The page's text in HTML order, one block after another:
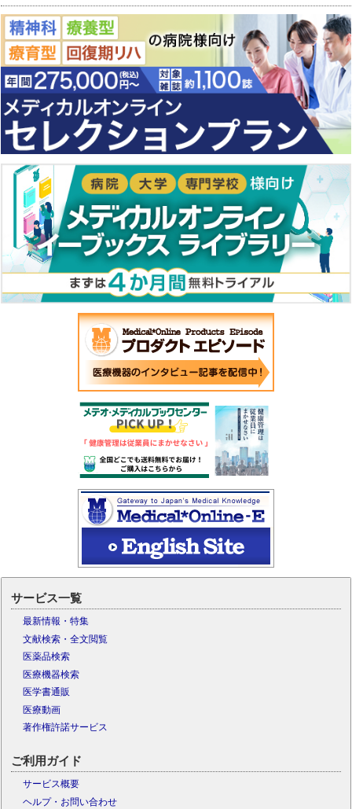
サービス一覧
最新情報・特集
文献検索・全文閲覧
医薬品検索
医療機器検索
医学書通販
医療動画
著作権許諾サービス
ご利用ガイド
サービス概要
ヘルプ・お問い合わせ